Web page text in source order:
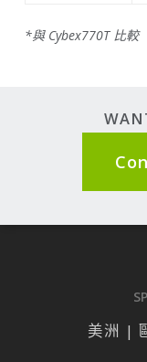
*與 Cybex770T 比較
美洲 |